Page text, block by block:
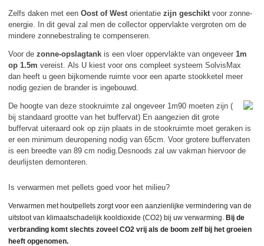
Zelfs daken met eenOost of West orientatiezijn geschikt voor zonne-
energie. In dit geval zal men de collector oppervlakte vergroten om de
mindere zonnebestraling te compenseren.
Voor de zonne-opslagtank is een vloer oppervlakte van ongeveer 1m
op 1.5m vereist. Als U kiest voor ons compleet systeem SolvisMax
dan heeft u geen bijkomende ruimte voor een aparte stookketel meer
nodig gezien de brander is ingebouwd.
De hoogte van deze stookruimte zal ongeveer 1m90 moeten zijn (
bij standaard grootte van het buffervat) En aangezien dit grote
buffervat uiteraard ook op zijn plaats in de stookruimte moet geraken is
er een minimum deuropening nodig van 65cm. Voor grotere buffervaten
is een breedte van 89 cm nodig.Desnoods zal uw vakman hiervoor de
deurlijsten demonteren.
Is verwarmen met pellets goed voor het milieu?
Verwarmen met houtpellets zorgt voor een aanzienlijke vermindering van de
uitstoot van klimaatschadelijk kooldioxide (CO2) bij uw verwarming.Bij de
verbranding komt slechts zoveel CO2 vrij als de boom zelf bij het groeien
heeft opgenomen.